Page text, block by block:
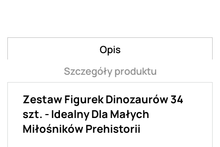
Opis
Szczegóły produktu
Zestaw Figurek Dinozaurów 34
szt. - Idealny Dla Małych
Miłośników Prehistorii